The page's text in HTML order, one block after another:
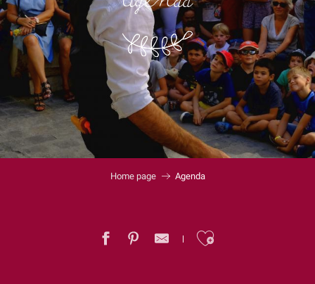
Home page Agenda
Ajouter